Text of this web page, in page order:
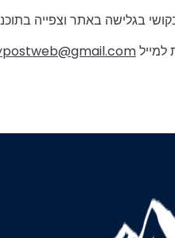
בגלישה באתר וצפייה
למייל